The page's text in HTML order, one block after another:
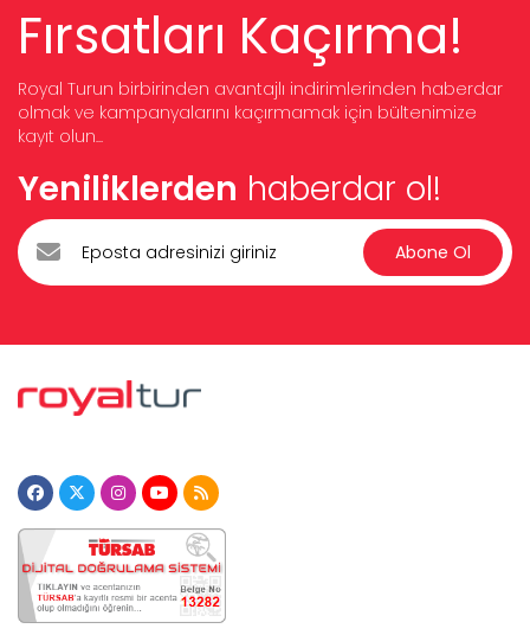
Fırsatları Kaçırma!
Royal Turun birbirinden avantajlı indirimlerinden haberdar
olmak ve kampanyalarını kaçırmamak için bültenimize
kayıt olun...
Yeniliklerden haberdar ol!
Abone Ol